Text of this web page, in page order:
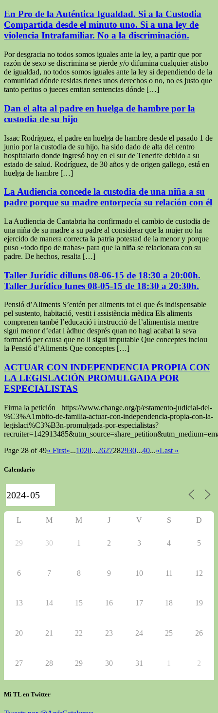
En Pro de la Auténtica Igualdad. Si a la Custodia
Compartida desde el minuto uno. Si a una ley de
violencia Intrafamiliar. No a la discriminación.
Por desgracia no todos somos iguales ante la ley, a partir que por
razón de sexo se discrimina se pierde y/o difumina cualquier atisbo
de igualdad, no todos somos iguales ante la ley si dependiendo de la
comunidad dónde residas tienes unos derechos o no, no es justo que
tanto peritos o jueces emitan sentencias dónde […]
Dan el alta al padre en huelga de hambre por la
custodia de su hijo
Isaac Rodríguez, el padre en huelga de hambre desde el pasado 1 de
junio por la custodia de su hijo, ha sido dado de alta del centro
hospitalario donde ingresó hoy en el sur de Tenerife debido a su
estado de salud. Rodríguez, de 30 años y de origen gallego, está en
huelga de hambre […]
La Audiencia concede la custodia de una niña a su
padre porque su madre entorpecía su relación con él
La Audiencia de Cantabria ha confirmado el cambio de custodia de
una niña de su madre a su padre al considerar que la mujer no ha
ejercido de manera correcta la patria potestad de la menor y porque
puso «todo tipo de trabas» para que la niña se relacionara con su
padre. De hechos, resalta […]
Taller Jurídic dilluns 08-06-15 de 18:30 a 20:00h.
Pensió d’Aliments S’entén per aliments tot el que és indispensable
pel sustento, habitació, vestit i assistència mèdica Els aliments
comprenen també l’educació i instrucció de l’alimentista mentre
sigui menor d’edat i àdhuc després quan no hagi acabat la seva
formació per causa que no li sigui imputable Que conceptes inclou
la Pensió d’Aliments Que conceptes […]
ACTUAR CON INDEPENDENCIA PROPIA CON
LA LEGISLACIÓN PROMULGADA POR
ESPECIALISTAS
Firma la petición https://www.change.org/p/estamento-judicial-del-
%C3%A1mbito-de-familia-actuar-con-independencia-propia-con-la-
legislaci%C3%B3n-promulgada-por-especialistas?
Page 28 of 49« First«...1020...2627282930...40...»Last »
Calendario
L M M J V S D
29 30 1 2 3 4 5
6 7 8 9 10 11 12
13 14 15 16 17 18 19
20 21 22 23 24 25 26
27 28 29 30 31 1 2
Mi TL en Twitter